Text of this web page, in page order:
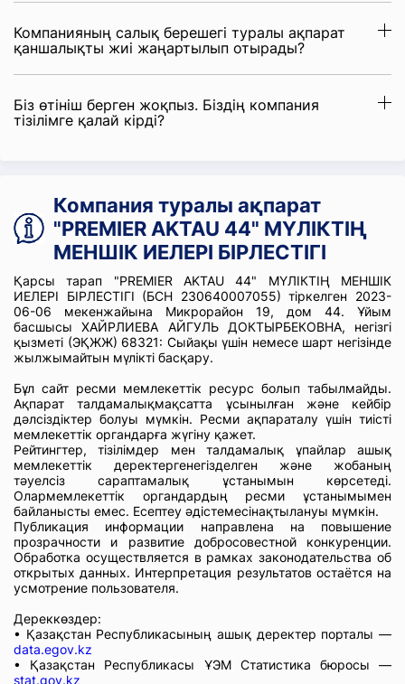
Компанияның салық берешегі туралы ақпарат
қаншалықты жиі жаңартылып отырады?
Біз өтініш берген жоқпыз. Біздің компания
тізілімге қалай кірді?
Компания туралы ақпарат
"PREMIER AKTAU 44" МҮЛІКТІҢ
МЕНШІК ИЕЛЕРІ БІРЛЕСТІГІ
Қарсы тарап "PREMIER AKTAU 44" МҮЛІКТІҢ МЕНШІК
ИЕЛЕРІ БІРЛЕСТІГІ (БСН 230640007055) тіркелген 2023-
06-06 мекенжайына Микрорайон 19, дом 44. Ұйым
басшысы ХАЙРЛИЕВА АЙГУЛЬ ДОКТЫРБЕКОВНА, негізгі
қызметі (ЭҚЖЖ) 68321: Сыйақы үшін немесе шарт негізінде
жылжымайтын мүлікті басқару.
Бұл сайт ресми мемлекеттік ресурс болып табылмайды.
Ақпарат талдамалықмақсатта ұсынылған және кейбір
дәлсіздіктер болуы мүмкін. Ресми ақпараталу үшін тиісті
мемлекеттік органдарға жүгіну қажет.
Рейтингтер, тізілімдер мен талдамалық ұпайлар ашық
мемлекеттік деректергенегізделген және жобаның
тәуелсіз сараптамалық ұстанымын көрсетеді.
Олармемлекеттік органдардың ресми ұстанымымен
байланысты емес. Есептеу әдістемесінақтылануы мүмкін.
Публикация информации направлена на повышение
прозрачности и развитие добросовестной конкуренции.
Обработка осуществляется в рамках законодательства об
открытых данных. Интерпретация результатов остаётся на
усмотрение пользователя.
Дереккөздер:
• Қазақстан Республикасының ашық деректер порталы —
data.egov.kz
• Қазақстан Республикасы ҰЭМ Статистика бюросы —
stat.gov.kz